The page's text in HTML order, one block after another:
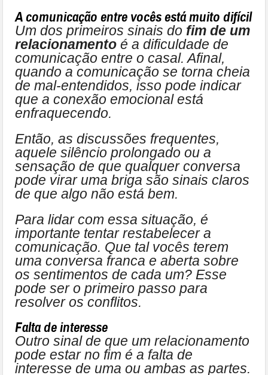
A comunicação entre vocês está muito difícil
Um dos primeiros sinais do fim de um
relacionamento é a dificuldade de
comunicação entre o casal. Afinal,
quando a comunicação se torna cheia
de mal-entendidos, isso pode indicar
que a conexão emocional está
enfraquecendo.
Então, as discussões frequentes,
aquele silêncio prolongado ou a
sensação de que qualquer conversa
pode virar uma briga são sinais claros
de que algo não está bem.
Para lidar com essa situação, é
importante tentar restabelecer a
comunicação. Que tal vocês terem
uma conversa franca e aberta sobre
os sentimentos de cada um? Esse
pode ser o primeiro passo para
resolver os conflitos.
Falta de interesse
Outro sinal de que um relacionamento
pode estar no fim é a falta de
interesse de uma ou ambas as partes.